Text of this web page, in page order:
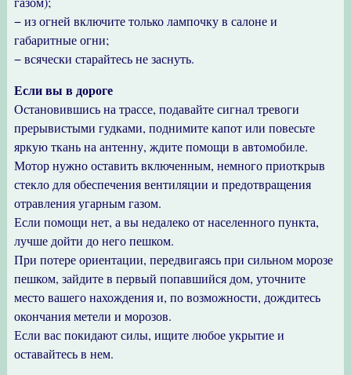
− из огней включите только лампочку в салоне и
габаритные огни;
− всячески старайтесь не заснуть.
Если вы в дороге
Остановившись на трассе, подавайте сигнал тревоги
прерывистыми гудками, поднимите капот или повесьте
яркую ткань на антенну, ждите помощи в автомобиле.
Мотор нужно оставить включенным, немного приоткрыв
стекло для обеспечения вентиляции и предотвращения
отравления угарным газом.
Если помощи нет, а вы недалеко от населенного пункта,
лучше дойти до него пешком.
При потере ориентации, передвигаясь при сильном морозе
пешком, зайдите в первый попавшийся дом, уточните
место вашего нахождения и, по возможности, дождитесь
окончания метели и морозов.
Если вас покидают силы, ищите любое укрытие и
оставайтесь в нем.